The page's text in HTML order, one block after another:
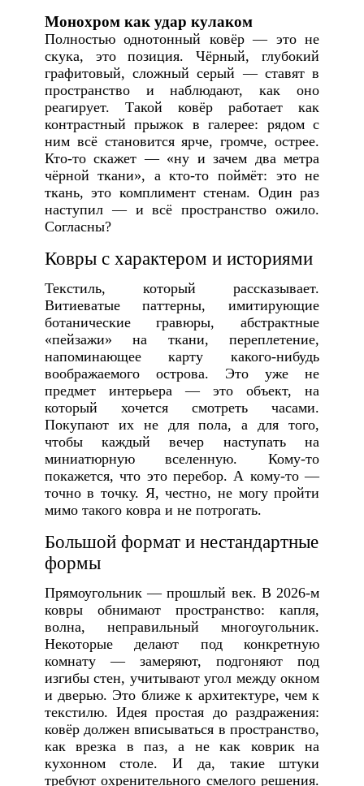
Монохром как удар кулаком
Полностью однотонный ковёр — это не
скука, это позиция. Чёрный, глубокий
графитовый, сложный серый — ставят в
пространство и наблюдают, как оно
реагирует. Такой ковёр работает как
контрастный прыжок в галерее: рядом с
ним всё становится ярче, громче, острее.
Кто-то скажет — «ну и зачем два метра
чёрной ткани», а кто-то поймёт: это не
ткань, это комплимент стенам. Один раз
наступил — и всё пространство ожило.
Согласны?
Ковры с характером и историями
Текстиль, который рассказывает.
Витиеватые паттерны, имитирующие
ботанические гравюры, абстрактные
«пейзажи» на ткани, переплетение,
напоминающее карту какого-нибудь
воображаемого острова. Это уже не
предмет интерьера — это объект, на
который хочется смотреть часами.
Покупают их не для пола, а для того,
чтобы каждый вечер наступать на
миниатюрную вселенную. Кому-то
покажется, что это перебор. А кому-то —
точно в точку. Я, честно, не могу пройти
мимо такого ковра и не потрогать.
Большой формат и нестандартные
формы
Прямоугольник — прошлый век. В 2026-м
ковры обнимают пространство: капля,
волна, неправильный многоугольник.
Некоторые делают под конкретную
комнату — замеряют, подгоняют под
изгибы стен, учитывают угол между окном
и дверью. Это ближе к архитектуре, чем к
текстилю. Идея простая до раздражения:
ковёр должен вписываться в пространство,
как врезка в паз, а не как коврик на
кухонном столе. И да, такие штуки
требуют охренительного смелого решения.